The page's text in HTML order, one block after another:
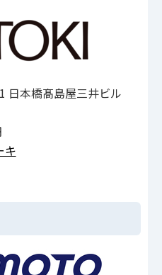
日本橋髙島屋三井ビル
キ